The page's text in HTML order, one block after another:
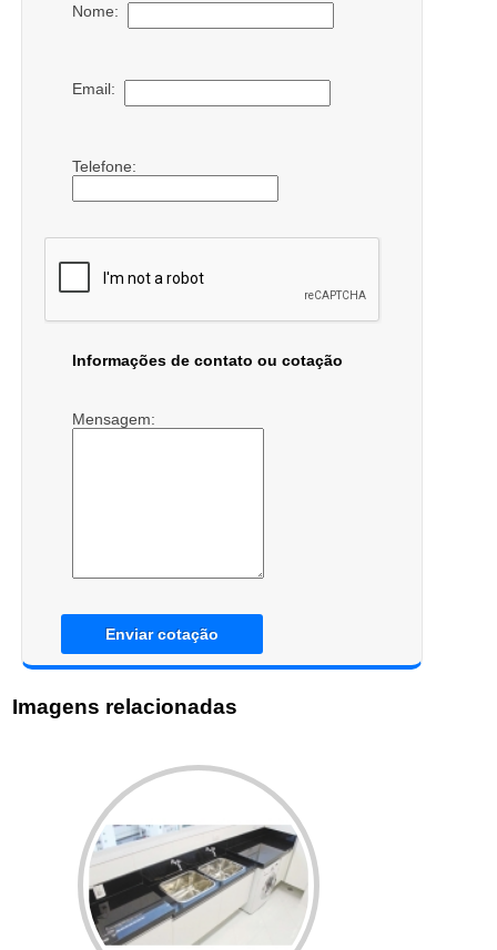
Nome:
Email:
Telefone:
Informações de contato ou cotação
Mensagem:
Enviar cotação
Imagens relacionadas